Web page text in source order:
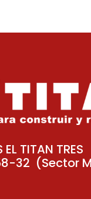
EL TITAN TRES
32 (Sector